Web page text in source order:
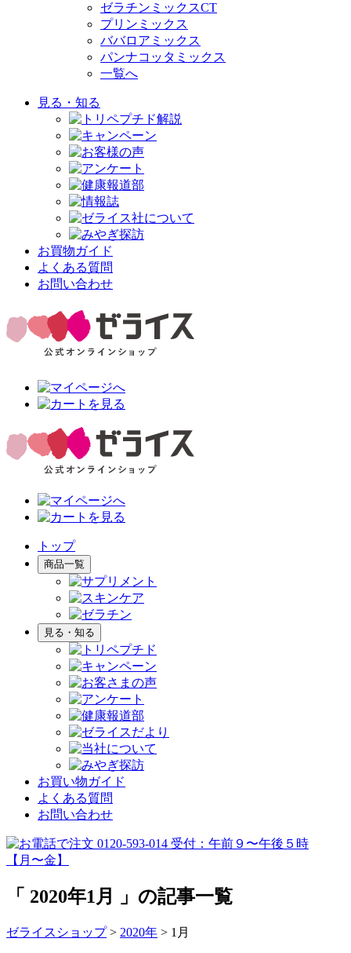
ゼラチンミックスCT
プリンミックス
ババロアミックス
パンナコッタミックス
一覧へ
見る・知る
お買物ガイド
よくある質問
お問い合わせ
トップ
商品一覧
見る・知る
お買い物ガイド
よくある質問
お問い合わせ
「 2020年1月 」の記事一覧
ゼライスショップ> 2020年 > 1月